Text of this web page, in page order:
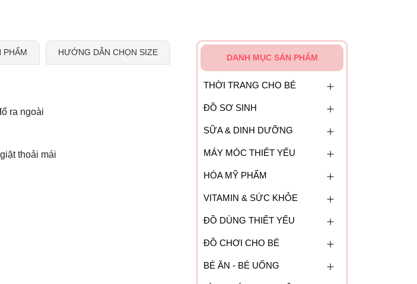
PHẨM HƯỚNG DẪN CHỌN SIZE
ra ngoài
thoải mái
DANH MỤC SẢN PHẨM
THỜI TRANG CHO BÉ
ĐỒ SƠ SINH
SỮA & DINH DƯỠNG
MÁY MÓC THIẾT YẾU
HÓA MỸ PHẨM
VITAMIN & SỨC KHỎE
ĐỒ DÙNG THIẾT YẾU
ĐỒ CHƠI CHO BÉ
BÉ ĂN - BÉ UỐNG